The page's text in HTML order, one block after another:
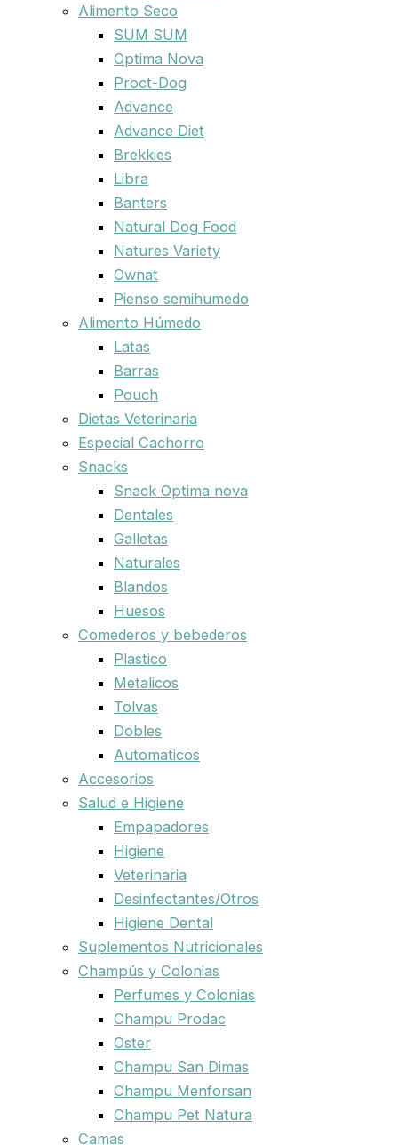
Alimento Seco
SUM SUM
Optima Nova
Proct-Dog
Advance
Advance Diet
Brekkies
Libra
Banters
Natural Dog Food
Natures Variety
Ownat
Pienso semihumedo
Alimento Húmedo
Latas
Barras
Pouch
Dietas Veterinaria
Especial Cachorro
Snacks
Snack Optima nova
Dentales
Galletas
Naturales
Blandos
Huesos
Comederos y bebederos
Plastico
Metalicos
Tolvas
Dobles
Automaticos
Accesorios
Salud e Higiene
Empapadores
Higiene
Veterinaria
Desinfectantes/Otros
Higiene Dental
Suplementos Nutricionales
Champús y Colonias
Perfumes y Colonias
Champu Prodac
Oster
Champu San Dimas
Champu Menforsan
Champu Pet Natura
Camas